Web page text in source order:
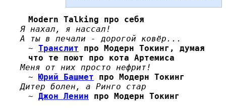
Modern Talking про себя
Я нахал, я нассал!
А ты в печали - дорогой ковёр...
~ Транслит про Модерн Токинг, думая
что те поют про кота Артемиса
Меня от них просто нефрит!
~ Юрий Башмет про Модерн Токинг
Дитер болен, а Ринго стар
~ Джон Ленин про Модерн Токинг